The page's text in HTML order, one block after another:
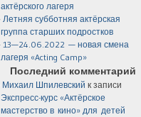
актёрского лагеря
Летняя субботняя актёрская
группа старших подростков
13—24.06.2022 — новая смена
лагеря «Acting Camp»
Последний комментарий
Михаил Шпилевский к записи
Экспресс-курс «Актёрское
мастерство в кино» для детей